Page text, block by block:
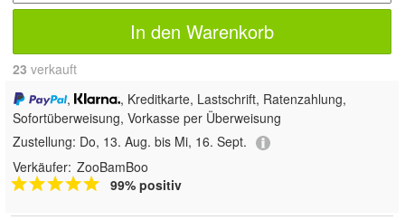
In den Warenkorb
23 verkauft
,
, Kreditkarte, Lastschrift, Ratenzahlung,
Sofortüberweisung, Vorkasse per Überweisung
Zustellung: Do, 13. Aug. bis Mi, 16. Sept.
Verkäufer: ZooBamBoo
99% positiv